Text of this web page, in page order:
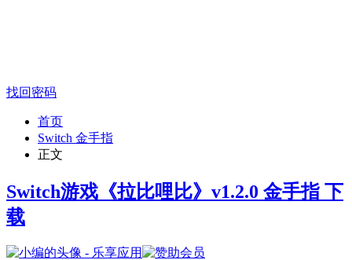
找回密码
首页
Switch 金手指
正文
Switch游戏《拉比哩比》v1.2.0 金手指 下
载